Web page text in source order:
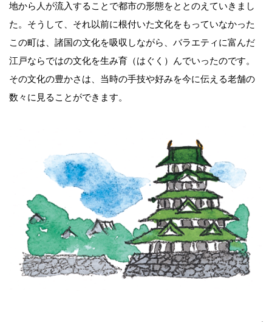
地から人が流入することで都市の形態をととのえていきまし
た。そうして、それ以前に根付いた文化をもっていなかった
この町は、諸国の文化を吸収しながら、バラエティに富んだ
江戸ならではの文化を生み育（はぐく）んでいったのです。
その文化の豊かさは、当時の手技や好みを今に伝える老舗の
数々に見ることができます。